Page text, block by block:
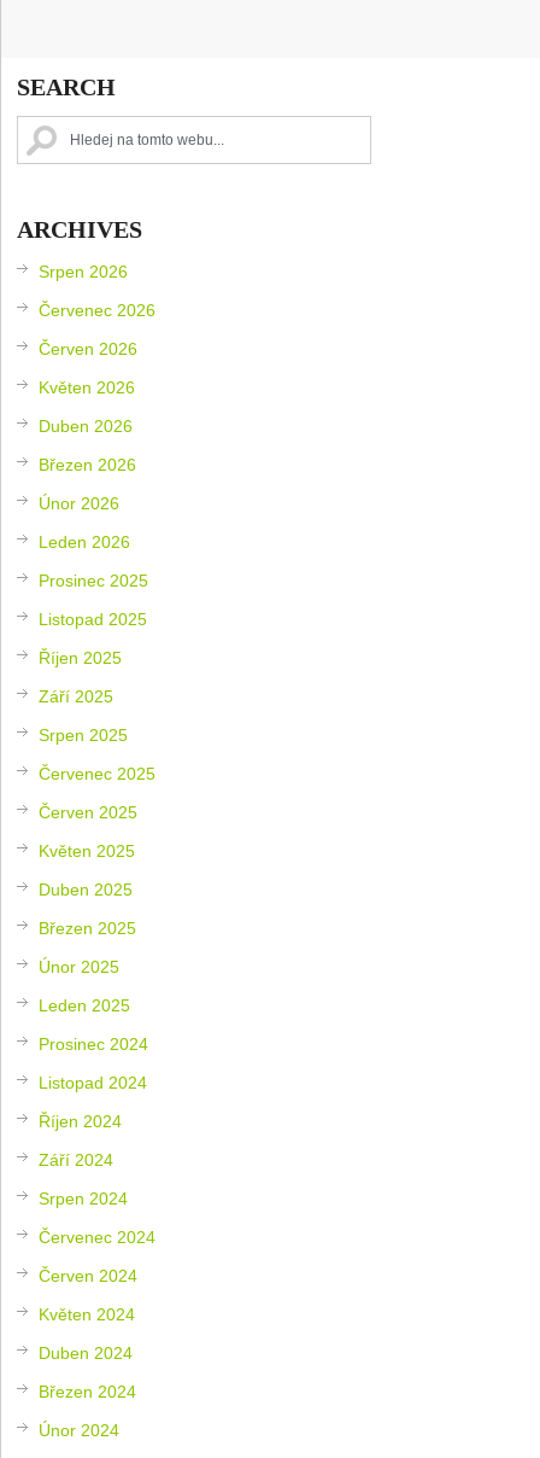
SEARCH
ARCHIVES
Srpen 2026
Červenec 2026
Červen 2026
Květen 2026
Duben 2026
Březen 2026
Únor 2026
Leden 2026
Prosinec 2025
Listopad 2025
Říjen 2025
Září 2025
Srpen 2025
Červenec 2025
Červen 2025
Květen 2025
Duben 2025
Březen 2025
Únor 2025
Leden 2025
Prosinec 2024
Listopad 2024
Říjen 2024
Září 2024
Srpen 2024
Červenec 2024
Červen 2024
Květen 2024
Duben 2024
Březen 2024
Únor 2024